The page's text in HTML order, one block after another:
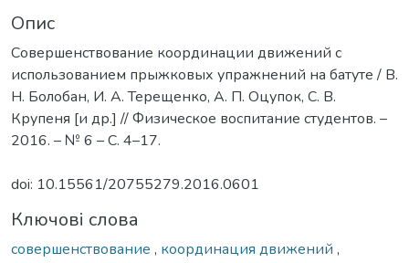
Опис
Совершенствование координации движений с
использованием прыжковых упражнений на батуте / В.
Н. Болобан, И. А. Терещенко, А. П. Оцупок, С. В.
Крупеня [и др.] // Физическое воспитание студентов. –
2016. – № 6 – С. 4–17.
doi: 10.15561/20755279.2016.0601
Ключові слова
совершенствование , координация движений ,